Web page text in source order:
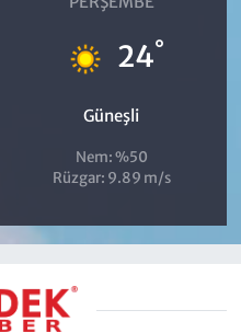
24°
Güneşli
Nem: %50
Rüzgar: 9.89 m/s